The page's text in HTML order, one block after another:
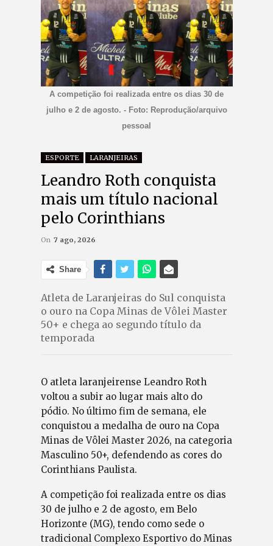
A competição foi realizada entre os dias 30 de
julho e 2 de agosto. - Foto: Reprodução/arquivo
pessoal
ESPORTE LARANJEIRAS
Leandro Roth conquista
mais um título nacional
pelo Corinthians
On 7 ago, 2026
Share
Atleta de Laranjeiras do Sul conquista
o ouro na Copa Minas de Vôlei Master
50+ e chega ao segundo título da
temporada
O atleta laranjeirense Leandro Roth
voltou a subir ao lugar mais alto do
pódio. No último fim de semana, ele
conquistou a medalha de ouro na Copa
Minas de Vôlei Master 2026, na categoria
Masculino 50+, defendendo as cores do
Corinthians Paulista.
A competição foi realizada entre os dias
30 de julho e 2 de agosto, em Belo
Horizonte (MG), tendo como sede o
tradicional Complexo Esportivo do Minas